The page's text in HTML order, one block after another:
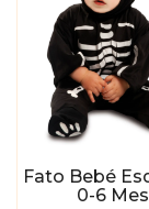
Fato Bebé
0-6